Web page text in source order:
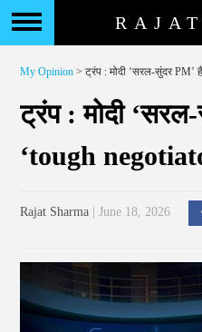
My Opinion > ट्रंप : मोदी ‘सरल-सुंदर PM’
ट्रंप : मोदी
‘tough
Rajat Sharma | June 18, 2026